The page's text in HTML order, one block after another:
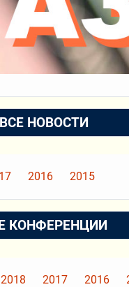
ВСЕ НОВОСТИ
2016 2015
КОНФЕРЕНЦИИ
2018 2017 2016